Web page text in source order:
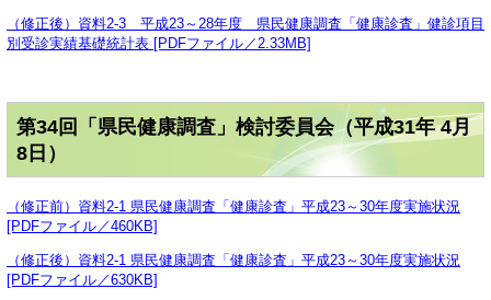
（修正後）資料2-3 平成23～28年度 県民健康調査「健康診査」健診項目
別受診実績基礎統計表 [PDFファイル／2.33MB]
第34回「県民健康調査」検討委員会（平成31年 4月
8日）
（修正前）資料2-1 県民健康調査「健康診査」平成23～30年度実施状況
[PDFファイル／460KB]
（修正後）資料2-1 県民健康調査「健康診査」平成23～30年度実施状況
[PDFファイル／630KB]